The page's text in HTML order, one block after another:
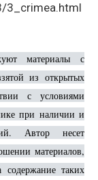
3_crimea.html
материалы с
из открытых
с условиями
при наличии и
Автор несет
материалов,
таких